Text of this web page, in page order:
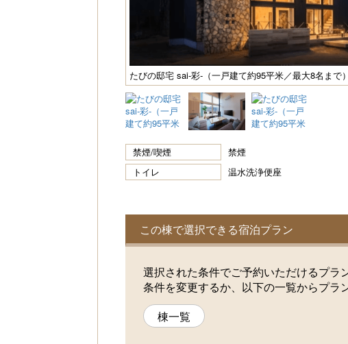
たびの邸宅 sai-彩-（一戸建て約95平米／最大8名まで）
禁煙/喫煙 禁煙
トイレ
温水洗浄便座
この棟で選択できる宿泊プラン
選択された条件でご予約いただけるプラ
条件を変更するか、以下の一覧からプラ
棟一覧